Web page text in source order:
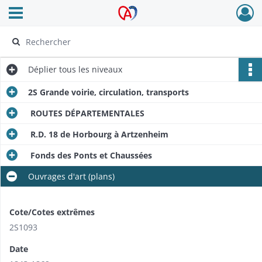
Archives Alsace - Colmar
Ouvrir le menu déroulant
Déplier tous les niveaux
2S Grande voirie, circulation, transports
ROUTES DÉPARTEMENTALES
R.D. 18 de Horbourg à Artzenheim
Fonds des Ponts et Chaussées
Ouvrages d'art (plans)
Cote/Cotes extrêmes
2S1093
Date